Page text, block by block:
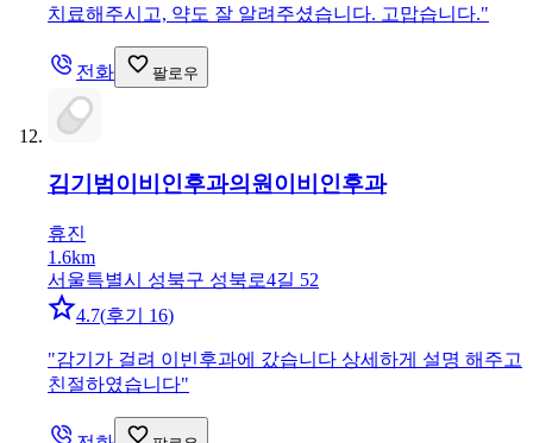
치료해주시고, 약도 잘 알려주셨습니다. 고맙습니다."
전화 팔로우
김기범이비인후과의원이비인후과
휴진
1.6km
서울특별시 성북구 성북로4길 52
4.7(후기 16)
"감기가 걸려 이빈후과에 갔습니다 상세하게 설명 해주고
친절하였습니다"